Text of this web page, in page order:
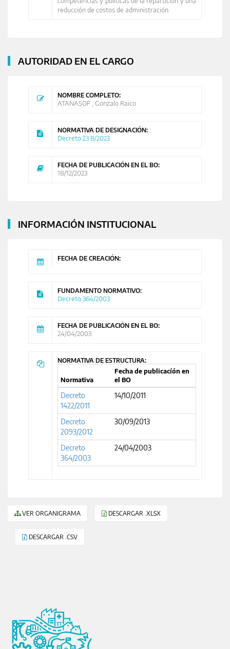
reducción de costos de administración.
AUTORIDAD EN EL CARGO
NOMBRE COMPLETO:
ATANASOF , Gonzalo Raico
NORMATIVA DE DESIGNACIÓN:
Decreto 23 B/2023
FECHA DE PUBLICACIÓN EN EL BO:
18/12/2023
INFORMACIÓN INSTITUCIONAL
FECHA DE CREACIÓN:
FUNDAMENTO NORMATIVO:
Decreto 364/2003
FECHA DE PUBLICACIÓN EN EL BO:
24/04/2003
NORMATIVA DE ESTRUCTURA:
Normativa
Fecha de publicacíón en
el BO
Decreto
1422/2011
14/10/2011
Decreto
2093/2012
30/09/2013
Decreto
364/2003
24/04/2003
VER ORGANIGRAMA DESCARGAR .XLSX
DESCARGAR .CSV